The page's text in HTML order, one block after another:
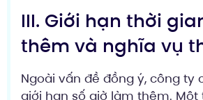
III. Giới hạn thời
thêm và nghĩa vụ
Ngoài vấn đề đồng ý, công ty
giới hạn số giờ làm thêm.